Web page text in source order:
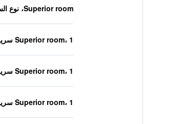
Superior room، نوع السرير غير معروف
Superior room، 1 سرير كوين
Superior room، 1 سرير كوين
Superior room، 1 سرير كوين